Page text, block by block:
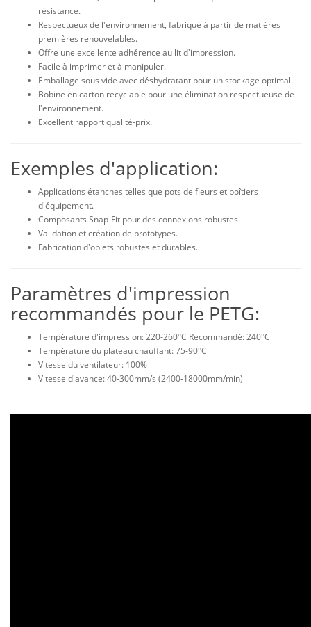
résistance.
Respectueux de l'environnement, fabriqué à partir de matières
premières renouvelables.
Offre une excellente adhérence au lit d'impression.
Facile à imprimer et à manipuler.
Emballage sous vide avec déshydratant pour un stockage optimal.
Bobine en carton recyclable pour une élimination respectueuse de
l'environnement.
Excellent rapport qualité-prix.
Exemples d'application:
Applications étanches telles que pots de fleurs et boîtiers
d'équipement.
Composants Snap-Fit pour des connexions robustes.
Validation et création de prototypes.
Fabrication d'objets robustes et durables.
Paramètres d'impression
recommandés pour le PETG:
Température d'impression: 220-260°C Recommandé: 240°C
Température du plateau chauffant: 75-90°C
Vitesse du ventilateur: 100%
Vitesse d'avance: 40-300mm/s (2400-18000mm/min)